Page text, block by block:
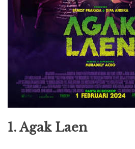
1. Agak Laen